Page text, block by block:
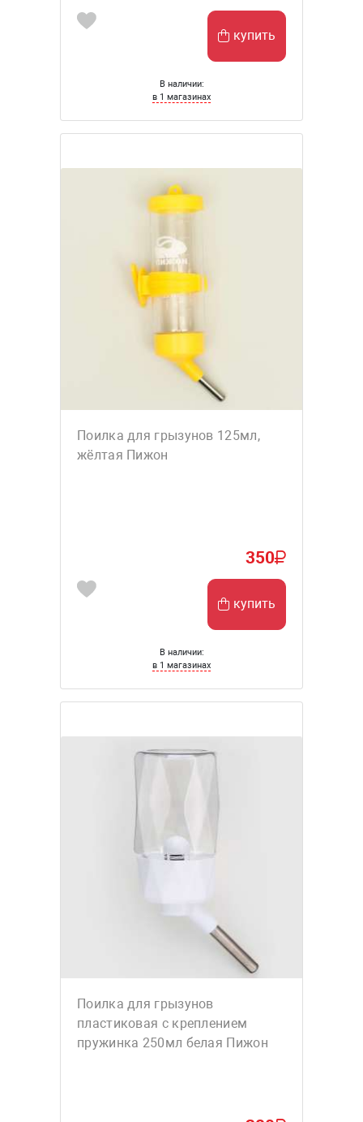
купить
В наличии:
в 1 магазинах
Поилка для грызунов 125мл,
жёлтая Пижон
350
купить
В наличии:
в 1 магазинах
Поилка для грызунов
пластиковая с креплением
пружинка 250мл белая Пижон